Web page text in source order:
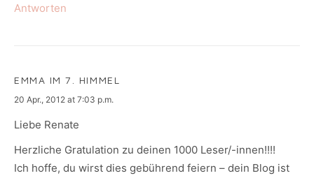
Antworten
EMMA IM 7. HIMMEL
says:
20 Apr., 2012 at 7:03 p.m.
Liebe Renate
Herzliche Gratulation zu deinen 1000 Leser/-innen!!!!
Ich hoffe, du wirst dies gebührend feiern – dein Blog ist